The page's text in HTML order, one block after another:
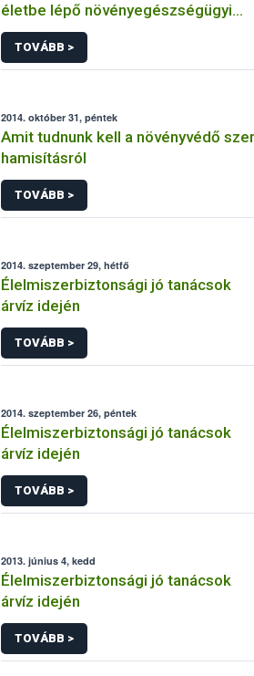
életbe lépő növényegészségügyi
szabályozás
TOVÁBB >
2014. október 31, péntek
Amit tudnunk kell a növényvédő szer
hamisításról
TOVÁBB >
2014. szeptember 29, hétfő
Élelmiszerbiztonsági jó tanácsok
árvíz idején
TOVÁBB >
2014. szeptember 26, péntek
Élelmiszerbiztonsági jó tanácsok
árvíz idején
TOVÁBB >
2013. június 4, kedd
Élelmiszerbiztonsági jó tanácsok
árvíz idején
TOVÁBB >